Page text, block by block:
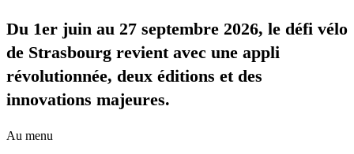
Du 1er juin au 27 septembre 2026, le défi vélo
de Strasbourg revient avec une appli
révolutionnée, deux éditions et des
innovations majeures.
Au menu